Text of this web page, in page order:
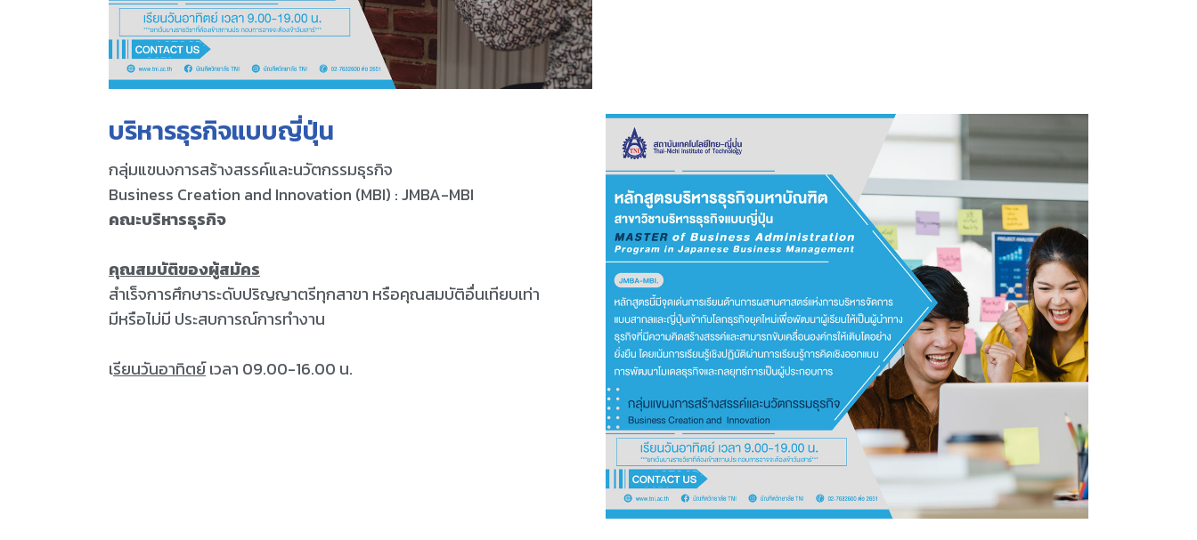
บริหารธุรกิจแบบญี่ปุ่น
กลุ่มแขนงการสร้างสรรค์และนวัตกรรมธุรกิจ
Business Creation and Innovation (MBI) : JMBA-MBI
คณะบริหารธุรกิจ
คุณสมบัติของผู้สมัคร
สำเร็จการศึกษาระดับปริญญาตรีทุกสาขา หรือคุณสมบัติอื่นเทียบเท่า
มีหรือไม่มี ประสบการณ์การทำงาน
เรียนวันอาทิตย์เวลา 09.00-16.00 น.